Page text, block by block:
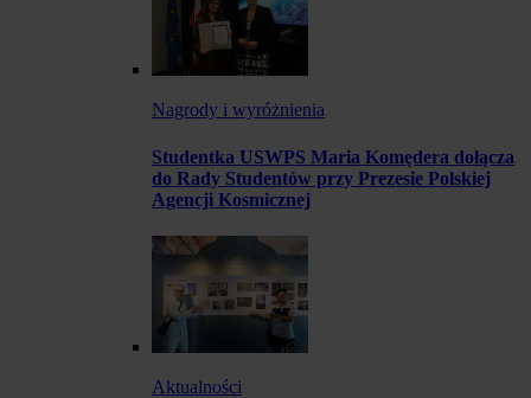
Nagrody i wyróżnienia
Studentka USWPS Maria Komędera dołącza
do Rady Studentów przy Prezesie Polskiej
Agencji Kosmicznej
Aktualności